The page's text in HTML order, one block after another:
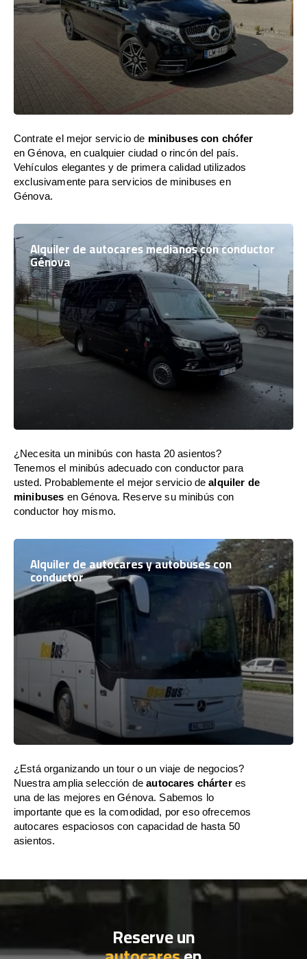
Contrate el mejor servicio de minibuses con chófer
en Génova, en cualquier ciudad o rincón del país.
Vehículos elegantes y de primera calidad utilizados
exclusivamente para servicios de minibuses en
Génova.
Alquiler de autocares medianos con conductor
Génova
¿Necesita un minibús con hasta 20 asientos?
Tenemos el minibús adecuado con conductor para
usted. Probablemente el mejor servicio dealquiler de
minibuses en Génova. Reserve su minibús con
conductor hoy mismo.
Alquiler de autocares y autobuses con
conductor
¿Está organizando un tour o un viaje de negocios?
Nuestra amplia selección deautocares chárteres
una de las mejores en Génova. Sabemos lo
importante que es la comodidad, por eso ofrecemos
autocares espaciosos con capacidad de hasta 50
asientos.
Reserve un